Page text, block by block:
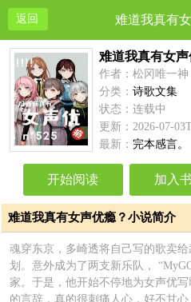
返回 难道我真有
难道我真有女声
作者：松冈唯一神
分类：诗歌文集
状态：连载中
更新：2026-07-
最新： 完本感言。
开始阅读 加入
难道我真有女声优瘾？小说简介
魂穿东京，多崎透将自己写的歌卖给
划。意外成为了两支新乐队，
家。于是，他开始不停地为女声
的言辞，真的很刺痛人心，好不甘